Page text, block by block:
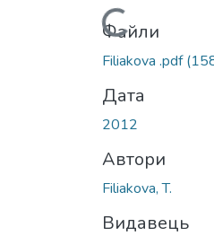
Вантажиться...
Файли
Filiakova .pdf
Дата
2012
Автори
Filiakova, T.
Видавець